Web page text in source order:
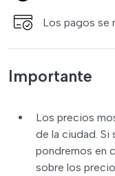
Los pagos se
Importante
Los precios
de la ciudad. Si
pondremos en
sobre los